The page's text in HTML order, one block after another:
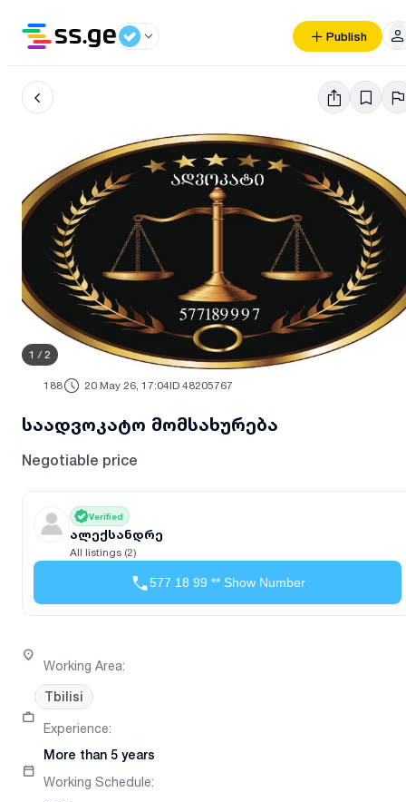
Publish
1 / 2
188 20 May 26, 17:04ID 48205767
საადვოკატო მომსახურება
Negotiable price
Verified
ალექსანდრე
All listings (2)
577 18 99 ** Show Number
Working Area:
Tbilisi
Experience:
More than 5 years
Working Schedule: